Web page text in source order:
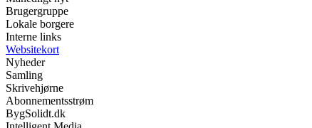
Brugergruppe
Lokale borgere
Interne links
Websitekort
Nyheder
Samling
Skrivehjørne
Abonnementsstrøm
BygSolidt.dk